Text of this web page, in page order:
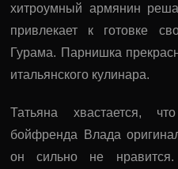
хитроумный армянин
привлекает к готовке
Гурама. Парнишка
итальянского кулинара.
Татьяна хвастается,
бойфренда Влада
он сильно не нравится.